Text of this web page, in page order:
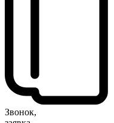
Звонок,